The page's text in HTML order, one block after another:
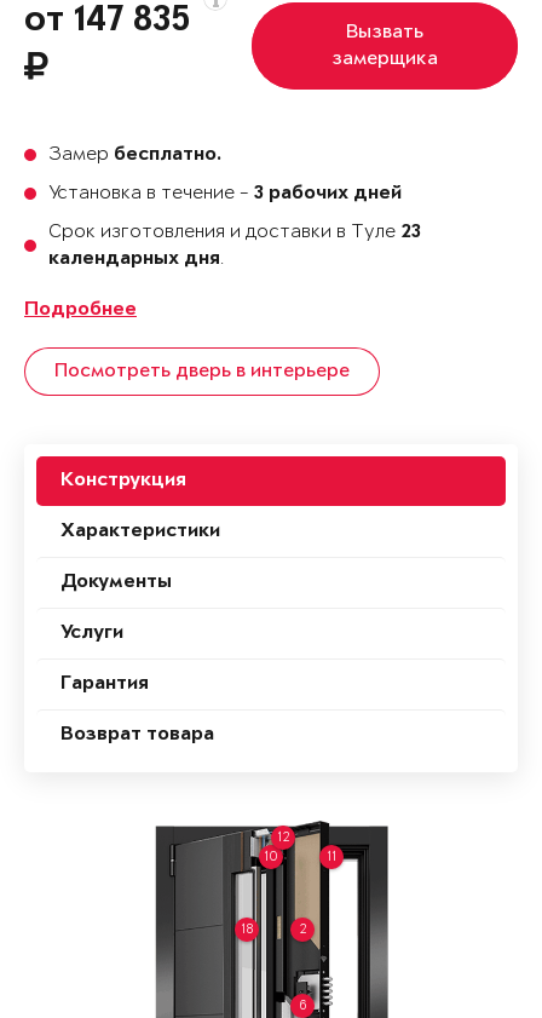
от 147 835
Вызвать
замерщика
Замер бесплатно.
Установка в течение - 3 рабочих дней
Срок изготовления и доставки в Туле 23
календарных дня.
Подробнее
Посмотреть дверь в интерьере
Конструкция
Характеристики
Документы
Услуги
Гарантия
Возврат товара
2
6
10 11
12
18